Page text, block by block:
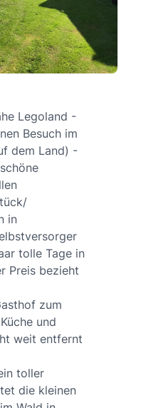
Legoland -
Besuch im
dem Land) -
in
tolle Tage in
Preis bezieht
zum
und
weit entfernt
toller
die kleinen